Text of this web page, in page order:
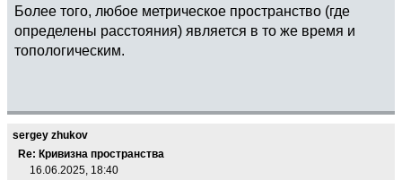
Более того, любое метрическое пространство (где
определены расстояния) является в то же время и
топологическим.
sergey zhukov
Re: Кривизна пространства
16.06.2025, 18:40